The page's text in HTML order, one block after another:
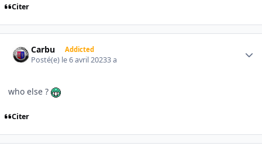
Citer
Carbu Addicted
Posté(e) le 6 avril 20233 a
who else ?
Citer